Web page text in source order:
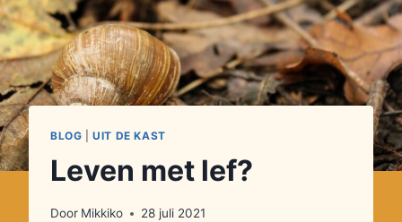
BLOG |UIT DE KAST
Leven met lef?
Door Mikkiko 28 juli 2021